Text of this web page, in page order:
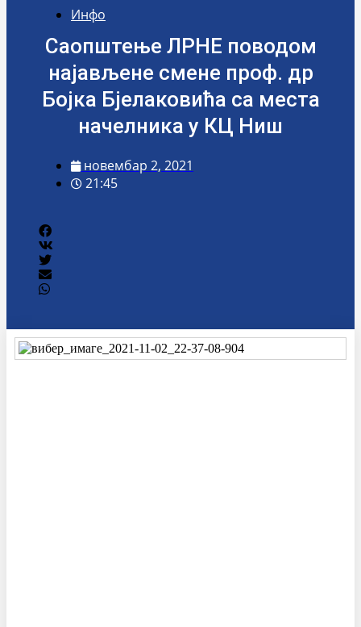
Инфо
Саопштење ЛРНЕ поводом
најављене смене проф. др
Бојка Бјелаковића са места
начелника у КЦ Ниш
новембар 2, 2021
21:45